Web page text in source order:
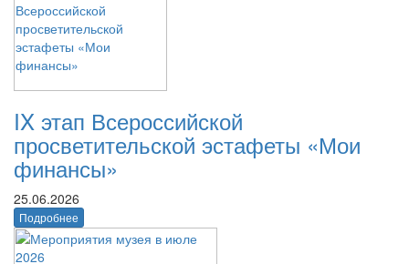
IX этап Всероссийской
просветительской эстафеты «Мои
финансы»
25.06.2026
Подробнее